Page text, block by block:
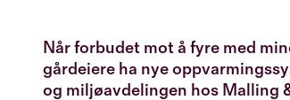
Når forbudet mot å fyre med
gårdeiere ha nye
og miljøavdelingen hos Malling